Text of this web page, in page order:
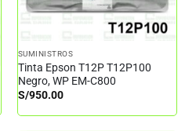
SUMINISTROS
Tinta Epson T12P T12P100
Negro, WP EM-C800
S/950.00